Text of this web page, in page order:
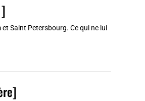
Saint Petersbourg. Ce qui ne lui